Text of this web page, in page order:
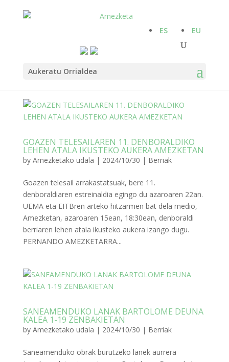
Aukeratu Orrialdea
ES EU
GOAZEN TELESAILAREN 11. DENBORALDIKO
LEHEN ATALA IKUSTEKO AUKERA AMEZKETAN
by Amezketako udala | 2024/10/30 | Berriak
Goazen telesail arrakastatsuak, bere 11.
denboraldiaren estreinaldia egingo du azaroaren 22an.
UEMA eta EITBren arteko hitzarmen bat dela medio,
Amezketan, azaroaren 15ean, 18:30ean, denboraldi
berriaren lehen atala ikusteko aukera izango dugu.
PERNANDO AMEZKETARRA...
SANEAMENDUKO LANAK BARTOLOME DEUNA
KALEA 1-19 ZENBAKIETAN
by Amezketako udala | 2024/10/30 | Berriak
Saneamenduko obrak burutzeko lanek aurrera